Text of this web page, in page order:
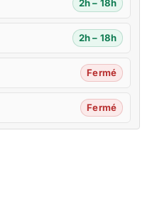
2h – 18h
2h – 18h
Fermé
Fermé